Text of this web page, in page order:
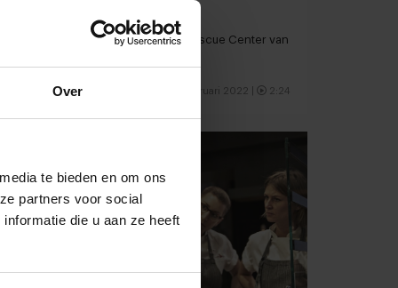
Over
te bieden en om ons
partners voor social
die u aan ze heeft
Op bezoek in het grootste Food Rescue Center van
14 februari 2022 2:24
Groothandels